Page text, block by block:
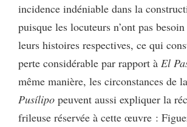
incidence indéniable dans la
puisque les locuteurs n’ont pas
leurs histoires respectives, ce qui
perte considérable par rapport à El
même manière, les circonstances de
Pusílipo peuvent aussi expliquer la
frileuse réservée à cette œuvre :